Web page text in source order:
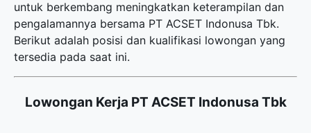
untuk berkembang meningkatkan keterampilan dan
pengalamannya bersama PT ACSET Indonusa Tbk.
Berikut adalah posisi dan kualifikasi lowongan yang
tersedia pada saat ini.
Lowongan Kerja PT ACSET Indonusa Tbk